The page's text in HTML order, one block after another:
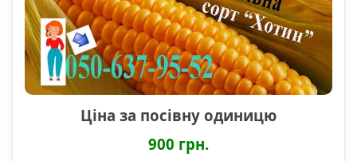
Ціна за посівну одиницю
900 грн.